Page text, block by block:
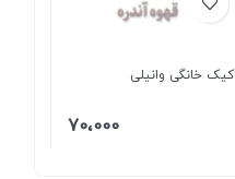
کیک خانگی وانیلی
70،000